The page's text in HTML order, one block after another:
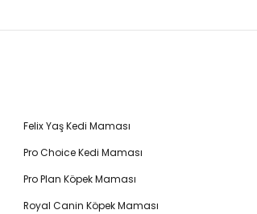
Felix Yaş Kedi Maması
Pro Choice Kedi Maması
Pro Plan Köpek Maması
Royal Canin Köpek Maması